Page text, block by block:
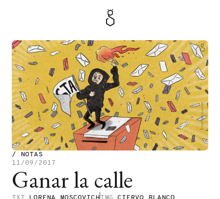
/ NOTAS
11/09/2017
Ganar la calle